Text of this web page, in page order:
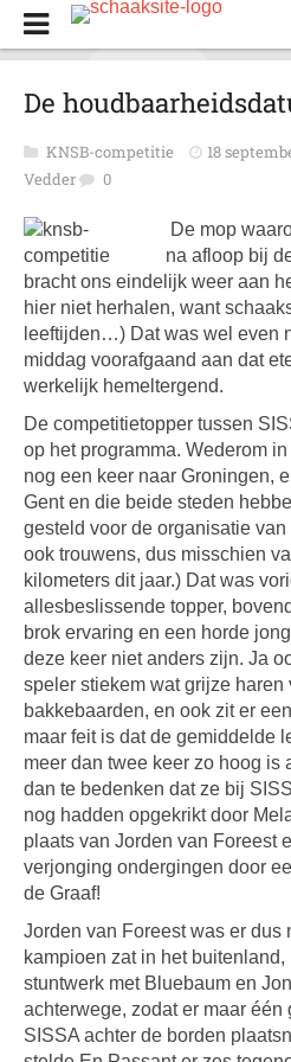
De
KNSB-competitie 18
Vedder
0
De mop
na afloop bij
bracht ons eindelijk weer aan
hier niet herhalen, want
leeftijden…) Dat was wel even
middag voorafgaand aan dat
werkelijk hemeltergend.
De competitietopper tussen
op het programma. Wederom
nog een keer naar Groningen,
Gent en die beide steden
gesteld voor de organisatie
ook trouwens, dus misschien
kilometers dit jaar.) Dat was
allesbeslissende topper,
brok ervaring en een horde
deze keer niet anders zijn. Ja
speler stiekem wat grijze
bakkebaarden, en ook zit er
maar feit is dat de gemiddelde
meer dan twee keer zo hoog is
dan te bedenken dat ze bij
nog hadden opgekrikt door
plaats van Jorden van Foreest
verjonging ondergingen door
de Graaf!
Jorden van Foreest was er dus
kampioen zat in het
stuntwerk met Bluebaum en
achterwege, zodat er maar één
SISSA achter de borden